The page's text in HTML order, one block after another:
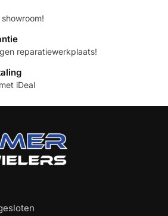
reparatiewerkplaats!
iDeal